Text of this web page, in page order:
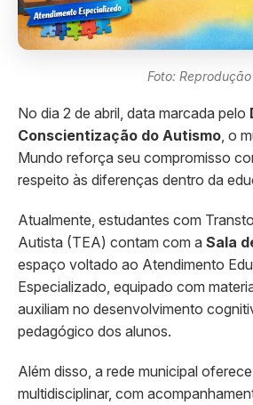
Foto: Reprodução
No dia 2 de abril, data marcada pelo
Conscientização do Autismo , o
Mundo reforça seu compromisso
respeito às diferenças dentro da
Atualmente, estudantes com
Autista (TEA) contam com a Sala
espaço voltado ao Atendimento
Especializado, equipado com
auxiliam no desenvolvimento
pedagógico dos alunos.
Além disso, a rede municipal
multidisciplinar, com